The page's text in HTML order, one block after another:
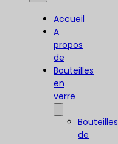
Accueil
A
propos
de
Bouteilles
en
verre
Bouteilles
de